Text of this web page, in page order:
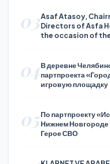
03Asaf Atasoy,
Directors of Asfa
the occasion of
04В деревне
партпроекта
игровую площадку
05По партпроекту
Нижнем Новгороде
Герое СВО